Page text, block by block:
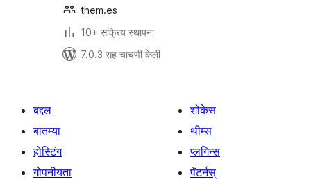
them.es
10+ सक्रिय स्थापना
7.0.3 सह चाचणी केली
बद्दल
बातम्या
होस्टिंग
गोपनीयता
शोकेस
थीम्स
प्लगिन्स
पॅटर्नस्